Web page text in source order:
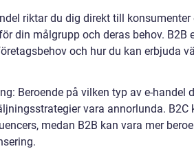
riktar du dig direkt till konsumenter
din målgrupp och deras behov. B2B
och hur du kan erbjuda
Beroende på vilken typ av e-handel
vara annorlunda. B2C
medan B2B kan vara mer